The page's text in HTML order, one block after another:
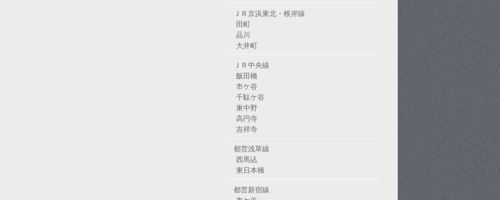
ＪＲ京浜東北・根岸線
田町
品川
大井町
ＪＲ中央線
飯田橋
市ケ谷
千駄ケ谷
東中野
高円寺
吉祥寺
都営浅草線
西馬込
東日本橋
都営新宿線